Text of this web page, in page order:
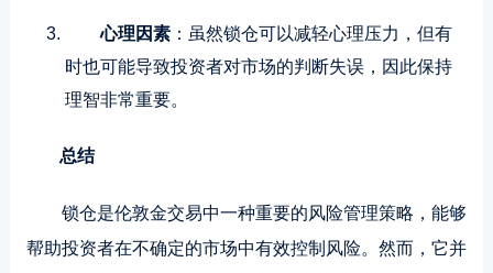
心理因素：虽然锁仓可以减轻心理压力，但有
时也可能导致投资者对市场的判断失误，因此保持
理智非常重要。
总结
锁仓是伦敦金交易中一种重要的风险管理策略，能够
帮助投资者在不确定的市场中有效控制风险。然而，它并